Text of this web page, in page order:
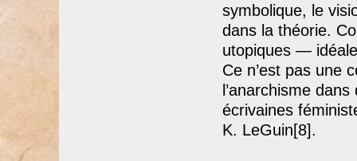
symbolique, le
dans la théorie.
utopiques —
Ce n’est pas une
l’anarchisme
écrivaines
K. LeGuin[8].